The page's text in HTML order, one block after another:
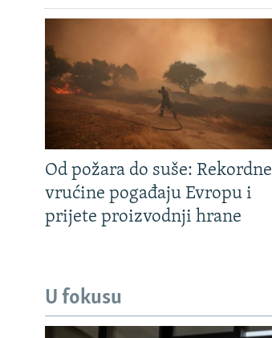
Od požara do suše: Rekordne
vrućine pogađaju Evropu i
prijete proizvodnji hrane
U fokusu